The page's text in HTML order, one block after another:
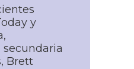
y
Brett